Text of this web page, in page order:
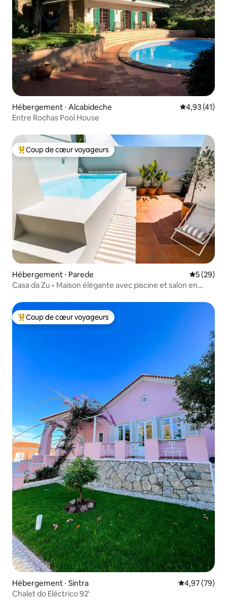
Hébergement ⋅ Alcabideche Évaluation
4,93 (41)
Entre Rochas Pool House
Coups de cœur voyageurs les plus appréciés
Coup de cœur voyageurs
Hébergement ⋅ Parede
5 (29)
Casa da Zu • Maison élégante avec piscine et salon en
Coups de cœur voyageurs les plus appréciés
Coup de cœur voyageurs
Hébergement ⋅ Sintra Évaluation
4,97 (79)
Chalet do Eléctrico 92'